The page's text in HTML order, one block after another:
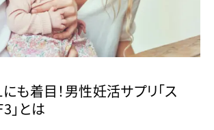
も着目！男性妊活サプリ「ス
」とは